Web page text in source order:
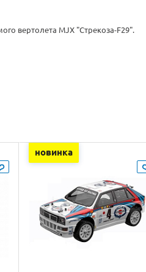
вертолета MJX "Стрекоза-F29".
новинка